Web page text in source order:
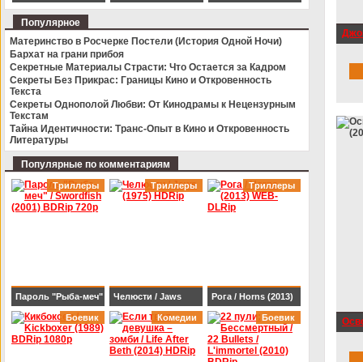
(1975) HDRip
Darlings (2013)
Популярное
Материнство в Росчерке Постели (История Одной Ночи)
Бархат на грани прибоя
Секретные Материалы Страсти: Что Остается за Кадром
Секреты Без Прикрас: Границы Кино и Откровенность
Текста
Секреты Однополой Любви: От Кинодрамы к Нецензурным
Текстам
Тайна Идентичности: Транс-Опыт в Кино и Откровенность
Литературы
Популярные по комментариям
Пароль "Рыба-меч"
/ Swordfish (2001)
BDRip 720p
Триллеры
Челюсти / Jaws
(1975) HDRip
Триллеры
Рога / Horns (2013)
WEB-DLRip
Триллеры
Боевик Комедии Боевик